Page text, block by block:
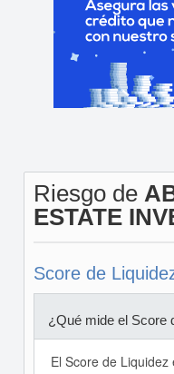
Riesgo de
ESTATE
Score de
¿Qué mide el Score
El Score de